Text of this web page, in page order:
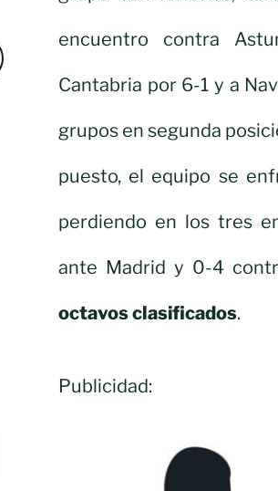
encuentro contra
Cantabria por 6-1 y a
grupos en segunda
puesto, el equipo se
perdiendo en los tres
ante Madrid y 0-4
octavos clasificados.
Publicidad: